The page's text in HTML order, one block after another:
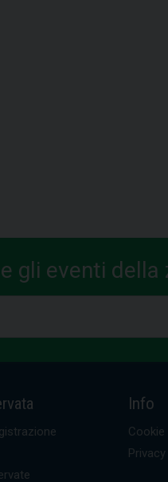
gli eventi della
Info
Cookie